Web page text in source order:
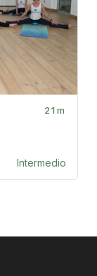
21m
Intermedio